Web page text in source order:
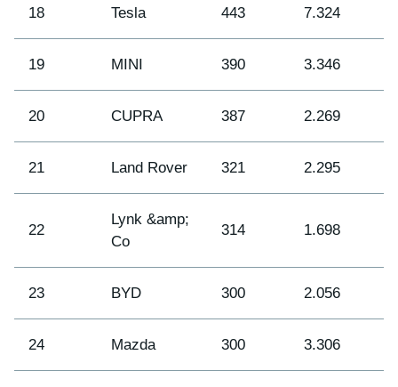
18 Tesla 443 7.324
19 MINI 390 3.346
20 CUPRA 387 2.269
21 Land Rover 321 2.295
22
Lynk &amp;
Co
314 1.698
23 BYD 300 2.056
24 Mazda 300 3.306